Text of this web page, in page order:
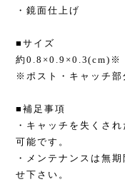
・鏡面仕上げ
■サイズ
約0.8×0.9×0.3(cm)※
※ポスト・キャッチ部
■補足事項
・キャッチを失くさ
可能です。
・メンテナンスは無
せ下さい。